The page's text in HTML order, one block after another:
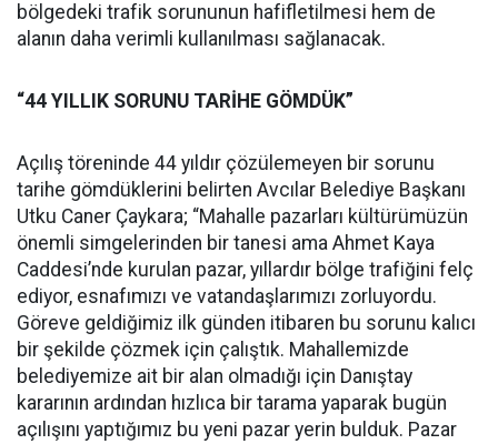
bölgedeki trafik sorununun hafifletilmesi hem de
alanın daha verimli kullanılması sağlanacak.
“44 YILLIK SORUNU TARİHE GÖMDÜK”
Açılış töreninde 44 yıldır çözülemeyen bir sorunu
tarihe gömdüklerini belirten Avcılar Belediye Başkanı
Utku Caner Çaykara; “Mahalle pazarları kültürümüzün
önemli simgelerinden bir tanesi ama Ahmet Kaya
Caddesi’nde kurulan pazar, yıllardır bölge trafiğini felç
ediyor, esnafımızı ve vatandaşlarımızı zorluyordu.
Göreve geldiğimiz ilk günden itibaren bu sorunu kalıcı
bir şekilde çözmek için çalıştık. Mahallemizde
belediyemize ait bir alan olmadığı için Danıştay
kararının ardından hızlıca bir tarama yaparak bugün
açılışını yaptığımız bu yeni pazar yerin bulduk. Pazar